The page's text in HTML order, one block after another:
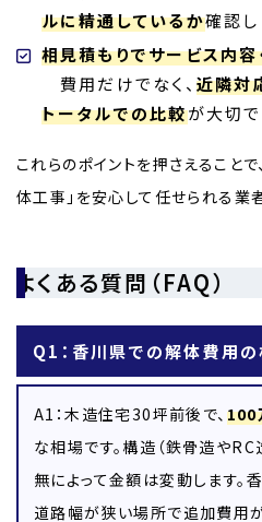
ルに精通しているか確認し
相見積もりでサービス内容
費用だけでなく、 近隣対
トータルでの比較が大切で
これらのポイントを押さえることで
体工事」を安心して任せられる業
よくある質問（FAQ）
Q1：香川県での解体費用の
A1：木造住宅30坪前後で、 100
な相場です。構造（鉄骨造やRC
無によって金額は変動します。
道路幅が狭い場所で追加費用